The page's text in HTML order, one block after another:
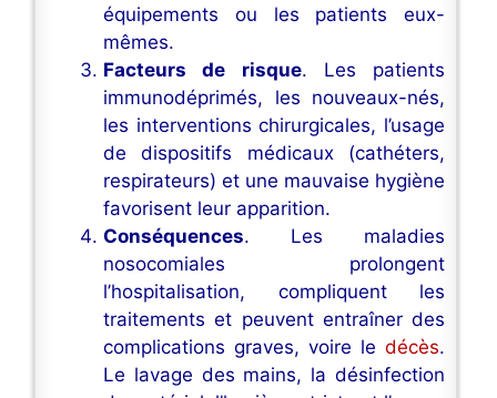
équipements ou les patients eux-
mêmes.
Facteurs de risque. Les patients
immunodéprimés, les nouveaux-nés,
les interventions chirurgicales, l’usage
de dispositifs médicaux (cathéters,
respirateurs) et une mauvaise hygiène
favorisent leur apparition.
Conséquences. Les maladies
nosocomiales prolongent
l’hospitalisation, compliquent les
traitements et peuvent entraîner des
complications graves, voire le décès.
Le lavage des mains, la désinfection